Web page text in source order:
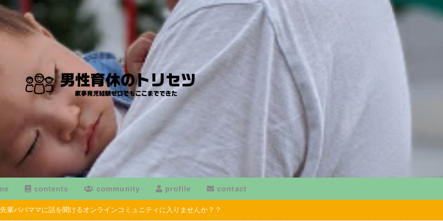
contents community profile contact
先輩パパママに話を聞けるオンラインコミュニティに入りませんか？？